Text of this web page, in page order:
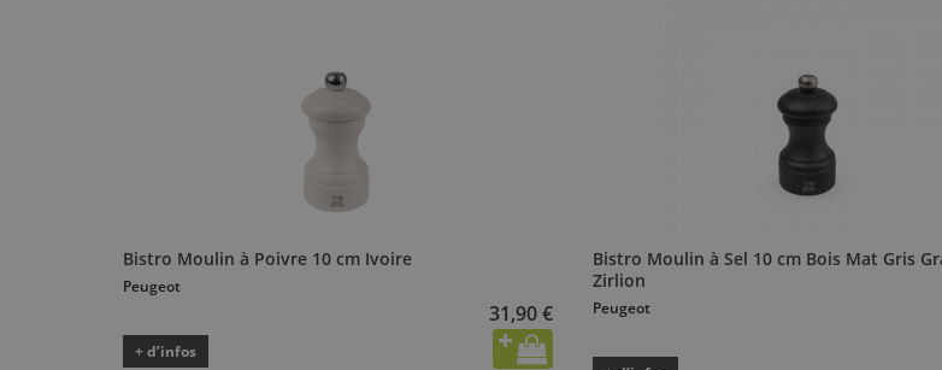
Bistro Moulin à Poivre 10 cm Ivoire
Peugeot
31,90 €
+ d’infos
Bistro Moulin à Sel 10 cm Bois Mat Gris
Zirlion
Peugeot